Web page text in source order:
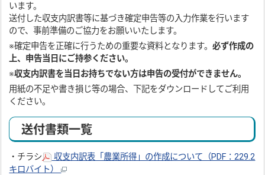
います。
送付した収支内訳書等に基づき確定申告等の入力作業を行います
ので、事前準備のご協力をお願いいたします。
※確定申告を正確に行うための重要な資料となります。必ず作成の
上、申告当日にご持参ください。
※収支内訳書を当日お持ちでない方は申告の受付ができません。
用紙の不足や書き損じ等の場合、下記をダウンロードしてご利用
ください。
送付書類一覧
・チラシ
収支内訳表「農業所得」の作成について（PDF：229.2
キロバイト）